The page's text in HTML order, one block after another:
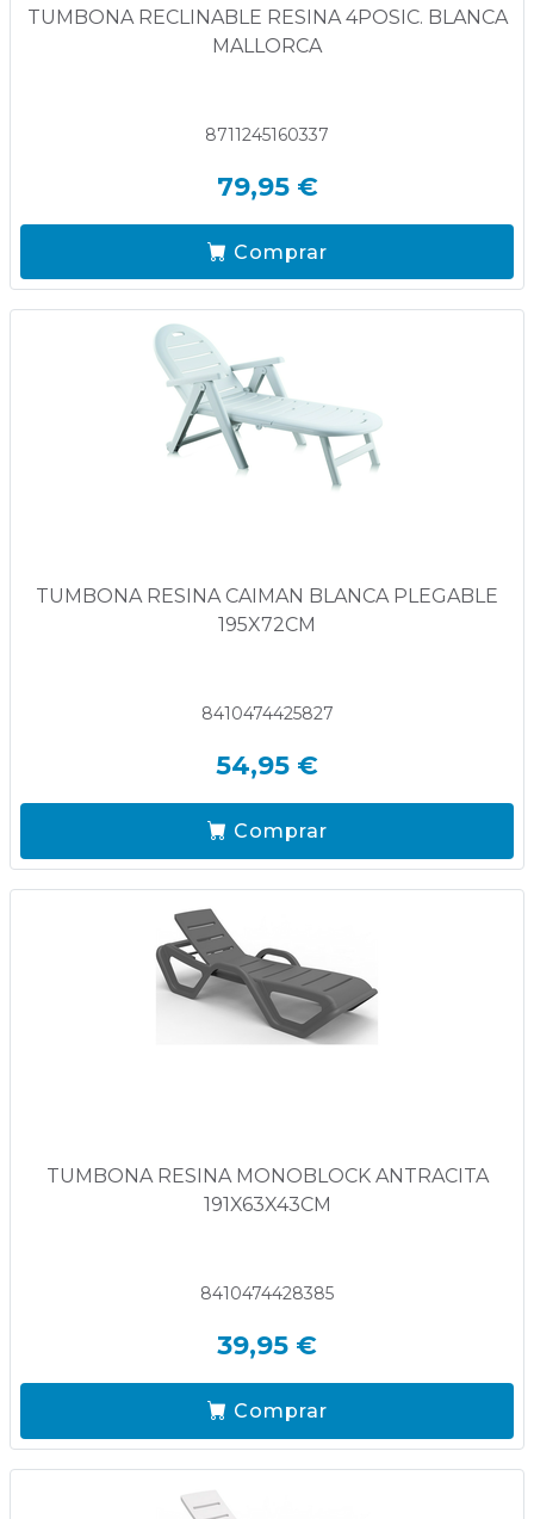
TUMBONA RECLINABLE RESINA 4POSIC. BLANCA
MALLORCA
8711245160337
79,95 €
Comprar
TUMBONA RESINA CAIMAN BLANCA PLEGABLE
195X72CM
8410474425827
54,95 €
Comprar
TUMBONA RESINA MONOBLOCK ANTRACITA
191X63X43CM
8410474428385
39,95 €
Comprar